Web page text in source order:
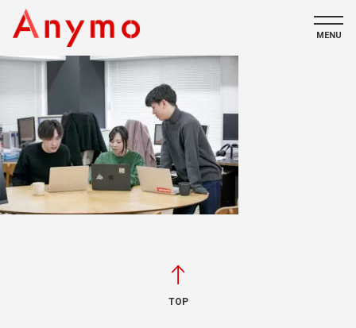
私たちについて
ECコンテンツ
採用情報
CONTACT
MENU
TOP